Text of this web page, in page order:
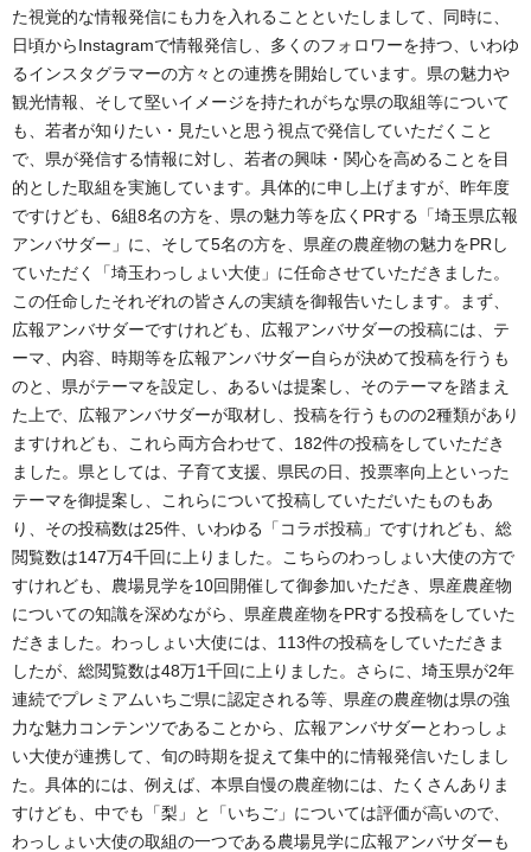
た視覚的な情報発信にも力を入れることといたしまして、同時に、
日頃からInstagramで情報発信し、多くのフォロワーを持つ、いわゆ
るインスタグラマーの方々との連携を開始しています。県の魅力や
観光情報、そして堅いイメージを持たれがちな県の取組等について
も、若者が知りたい・見たいと思う視点で発信していただくこと
で、県が発信する情報に対し、若者の興味・関心を高めることを目
的とした取組を実施しています。具体的に申し上げますが、昨年度
ですけども、6組8名の方を、県の魅力等を広くPRする「埼玉県広報
アンバサダー」に、そして5名の方を、県産の農産物の魅力をPRし
ていただく「埼玉わっしょい大使」に任命させていただきました。
この任命したそれぞれの皆さんの実績を御報告いたします。まず、
広報アンバサダーですけれども、広報アンバサダーの投稿には、テ
ーマ、内容、時期等を広報アンバサダー自らが決めて投稿を行うも
のと、県がテーマを設定し、あるいは提案し、そのテーマを踏まえ
た上で、広報アンバサダーが取材し、投稿を行うものの2種類があり
ますけれども、これら両方合わせて、182件の投稿をしていただき
ました。県としては、子育て支援、県民の日、投票率向上といった
テーマを御提案し、これらについて投稿していただいたものもあ
り、その投稿数は25件、いわゆる「コラボ投稿」ですけれども、総
閲覧数は147万4千回に上りました。こちらのわっしょい大使の方で
すけれども、農場見学を10回開催して御参加いただき、県産農産物
についての知識を深めながら、県産農産物をPRする投稿をしていた
だきました。わっしょい大使には、113件の投稿をしていただきま
したが、総閲覧数は48万1千回に上りました。さらに、埼玉県が2年
連続でプレミアムいちご県に認定される等、県産の農産物は県の強
力な魅力コンテンツであることから、広報アンバサダーとわっしょ
い大使が連携して、旬の時期を捉えて集中的に情報発信いたしまし
た。具体的には、例えば、本県自慢の農産物には、たくさんありま
すけども、中でも「梨」と「いちご」については評価が高いので、
わっしょい大使の取組の一つである農場見学に広報アンバサダーも